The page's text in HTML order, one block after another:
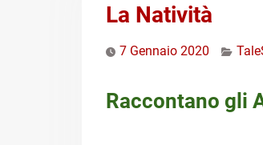
La Natività
7 Gennaio 2020
Raccontano gli